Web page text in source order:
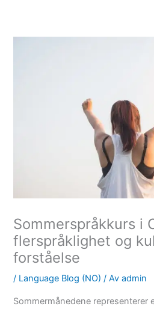
Sommerspråkkurs i
flerspråklighet og
forståelse
/ Language Blog (NO) / Av admin
Sommermånedene representerer